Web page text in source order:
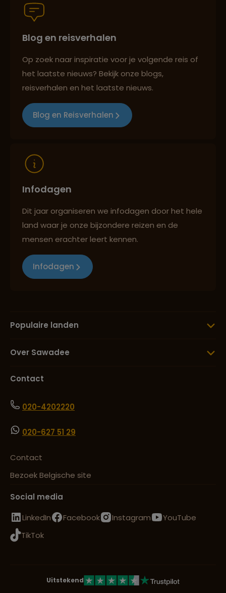
Persoonlijk en deskundig reisadvies
Best beoordeelde reisroutes
Blog en reisverhalen
Op zoek naar inspiratie voor je volgende reis of
het laatste nieuws? Bekijk onze blogs,
reisverhalen en het laatste nieuws.
Blog en Reisverhalen
Infodagen
Dit jaar organiseren we infodagen door het hele
land waar je onze bijzondere reizen en de
mensen erachter leert kennen.
Infodagen
Populaire landen
Over Sawadee
Contact
020-4202220
020-627 51 29
Contact
Bezoek Belgische site
Social media
LinkedIn
Facebook Instagram
YouTube
TikTok
Uitstekend